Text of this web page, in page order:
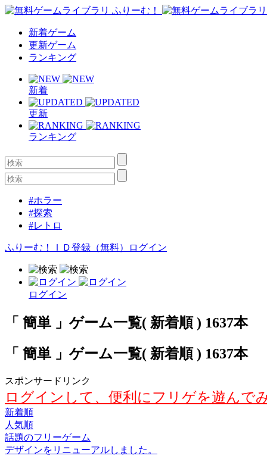
新着ゲーム
更新ゲーム
ランキング
新着
更新
ランキング
#ホラー
#探索
#レトロ
ふりーむ！ＩＤ登録（無料） ログイン
ログイン
「 簡単 」ゲーム一覧( 新着順 ) 1637本
「 簡単 」ゲーム一覧( 新着順 ) 1637本
スポンサードリンク
ログインして、便利にフリゲを遊んで
新着順
人気順
話題のフリーゲーム
デザインをリニューアルしました。